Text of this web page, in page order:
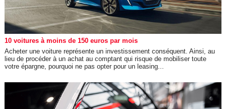
10 voitures à moins de 150 euros par mois
Acheter une voiture représente un investissement conséquent. Ainsi, au
lieu de procéder à un achat au comptant qui risque de mobiliser toute
votre épargne, pourquoi ne pas opter pour un leasing...